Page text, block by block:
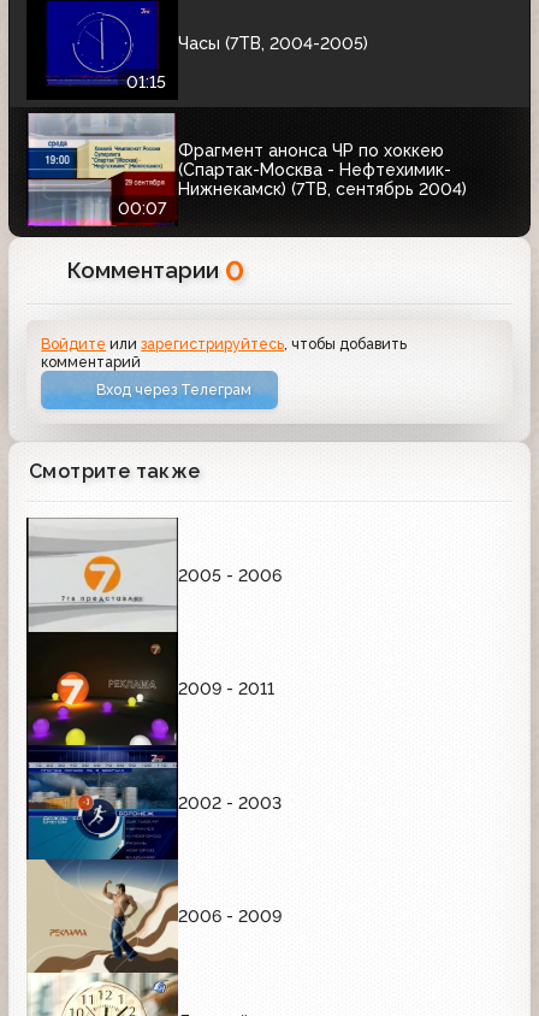
01:15
Часы (7ТВ, 2004-2005)
00:07
Фрагмент анонса ЧР по хоккею
(Спартак-Москва - Нефтехимик-
Нижнекамск) (7ТВ, сентябрь 2004)
Комментарии 0
Войдите илизарегистрируйтесь , чтобы добавить
комментарий
Вход через Телеграм
Смотрите также
2005 - 2006
2009 - 2011
2002 - 2003
2006 - 2009